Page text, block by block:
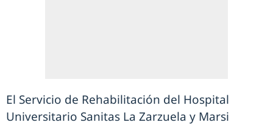
El Servicio de Rehabilitación del Hospital
Universitario Sanitas La Zarzuela y Marsi